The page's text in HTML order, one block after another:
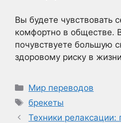
Вы будете чувствовать
комфортно в обществе.
почувствуете большую
здоровому риску в
Рубрики
Мир переводов
Метки
брекеты
Техники